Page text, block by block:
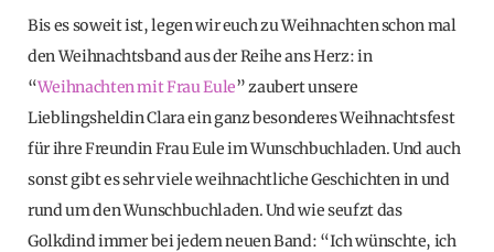
Bis es soweit ist, legen wir euch zu Weihnachten schon mal
den Weihnachtsband aus der Reihe ans Herz: in
“Weihnachten mit Frau Eule” zaubert unsere
Lieblingsheldin Clara ein ganz besonderes Weihnachtsfest
für ihre Freundin Frau Eule im Wunschbuchladen. Und auch
sonst gibt es sehr viele weihnachtliche Geschichten in und
rund um den Wunschbuchladen. Und wie seufzt das
Golkdind immer bei jedem neuen Band: “Ich wünschte, ich